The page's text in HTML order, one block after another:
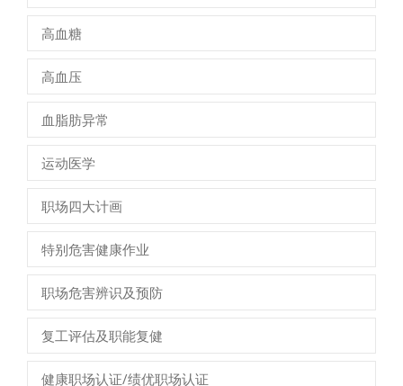
高血糖
高血压
血脂肪异常
运动医学
职场四大计画
特别危害健康作业
职场危害辨识及预防
复工评估及职能复健
健康职场认证/绩优职场认证